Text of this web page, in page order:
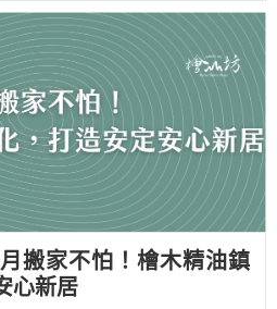
搬家不怕！檜木精油鎮
心新居